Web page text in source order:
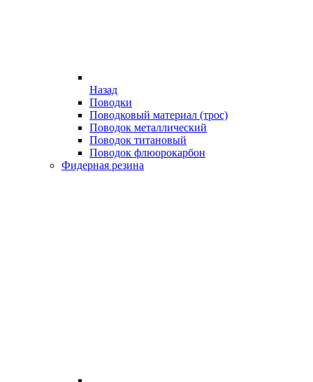
Назад
Поводки
Поводковый материал (трос)
Поводок металлический
Поводок титановый
Поводок флюорокарбон
Фидерная резина